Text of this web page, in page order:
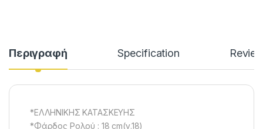
Περιγραφή Specification
*ΕΛΛΗΝΙΚΗΣ ΚΑΤΑΣΚΕΥΗΣ
*Φάρδος Ρολού : 18 cm(ν.18)